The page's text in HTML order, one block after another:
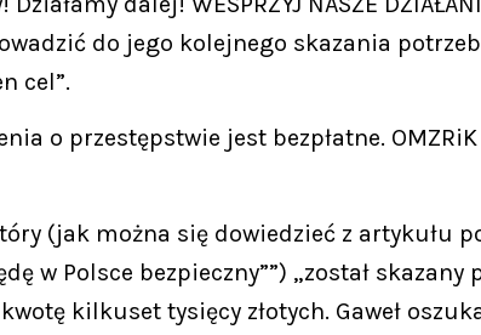
do jego kolejnego skazania
cel”.
o przestępstwie jest bezpłatne.
(jak można się dowiedzieć z artykułu
w Polsce bezpieczny””) „został
kilkuset tysięcy złotych. Gaweł